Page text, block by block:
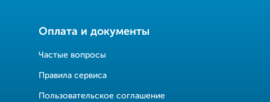
Оплата и документы
Частые вопросы
Правила сервиса
Пользовательское соглашение